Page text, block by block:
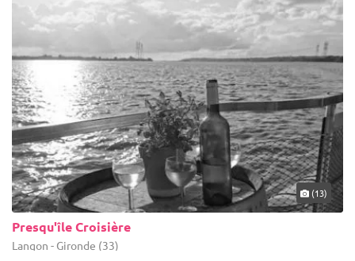
(13)
Presqu'île Croisière
Langon - Gironde (33)